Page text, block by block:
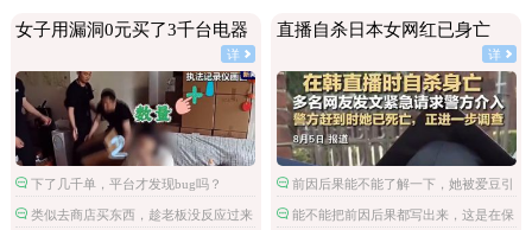
女子用漏洞0元买了3千台电器
详
下了几千单，平台才发现bug吗？
类似去商店买东西，趁老板没反应过来
直播自杀日本女网红已身亡
详
前因后果能不能了解一下，她被爱豆引
导网暴攻击
能不能把前因后果都写出来，这是在保